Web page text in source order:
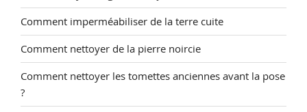
Comment imperméabiliser de la terre cuite
Comment nettoyer de la pierre noircie
Comment nettoyer les tomettes anciennes avant la pose
?